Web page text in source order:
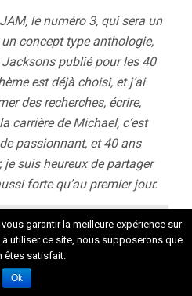
le numéro 3, qui sera un
concept type anthologie,
publié pour les 40
est déjà choisi, et j’ai
des recherches, écrire,
carrière de Michael, c’est
passionnant, et 40 ans
suis heureux de partager
forte qu’au premier jour.
garantir la meilleure expérience sur
utiliser ce site, nous supposerons que
êtes satisfait.
Ok